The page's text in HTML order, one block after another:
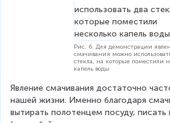
Рис. 6. Для демонстрации
смачивания можно
стекла, на которые поместили
капель воды
Явление смачивания достаточно
нашей жизни. Именно благодаря
вытирать полотенцем посуду, писать